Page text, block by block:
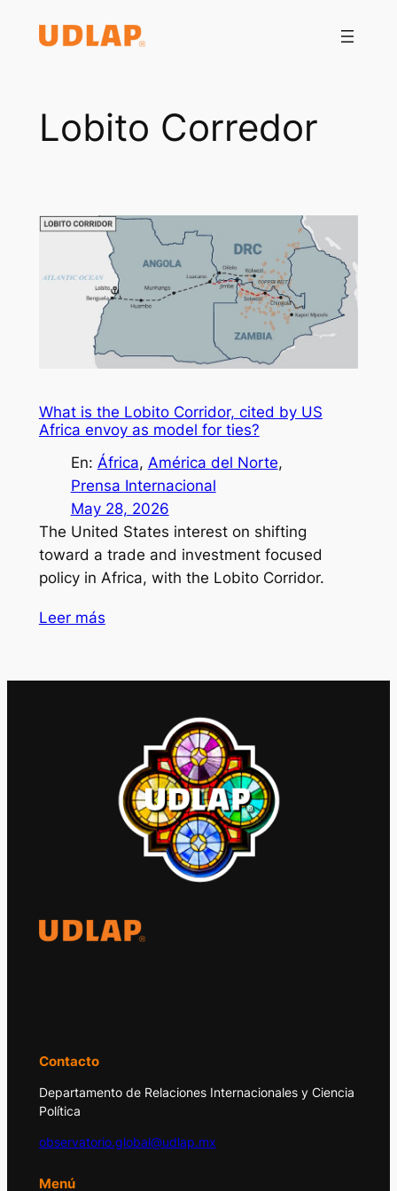
Lobito Corredor
What is the Lobito Corridor, cited by US
Africa envoy as model for ties?
En: África, América del Norte
Prensa Internacional
May 28, 2026
The United States interest on shifting
toward a trade and investment focused
policy in Africa, with the Lobito Corridor.
Leer más
Contacto
Departamento de Relaciones Internacionales y Ciencia
Política
observatorio.global@udlap.mx
Menú